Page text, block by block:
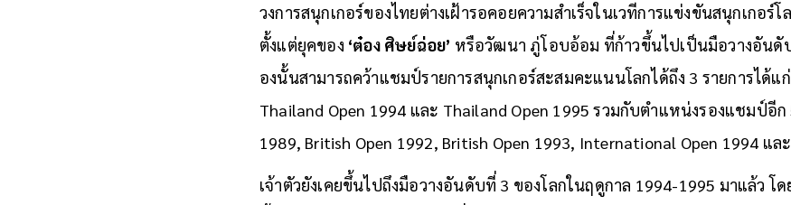
วงการสนุกเกอร์ของไทยต่างเฝ้ารอคอยความสำเร็จในเวทีการแข่งขันสนุกเกอร์
ตั้งแต่ยุคของ ‘ต๋อง ศิษย์ฉ่อย’ หรือวัฒนา ภู่โอบอ้อม ที่ก้าวขึ้นไปเป็นมือวางอันดั
องนั้นสามารถคว้าแชมป์รายการสนุกเกอร์สะสมคะแนนโลกได้ถึง 3 รายการได้แ
Thailand Open 1994 และ Thailand Open 1995 รวมกับตำแหน่งรองแชมป์อีก
1989, British Open 1992, British Open 1993, International Open 1994 แล
เจ้าตัวยังเคยขึ้นไปถึงมือวางอันดับที่ 3 ของโลกในฤดูกาล 1994-1995 มาแล้ว โ